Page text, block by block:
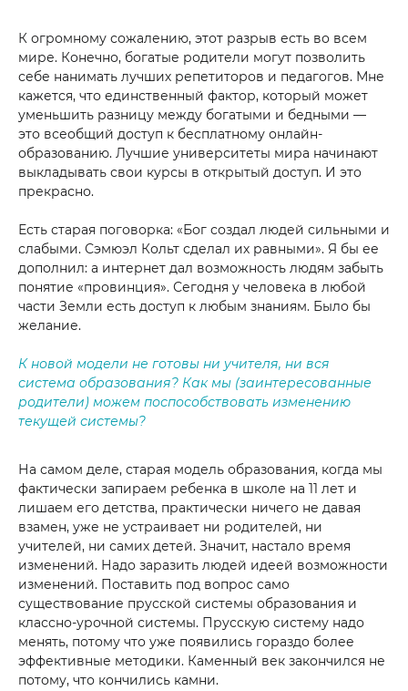
К огромному сожалению, этот разрыв есть во всем
мире. Конечно, богатые родители могут позволить
себе нанимать лучших репетиторов и педагогов. Мне
кажется, что единственный фактор, который может
уменьшить разницу между богатыми и бедными —
это всеобщий доступ к бесплатному онлайн-
образованию. Лучшие университеты мира начинают
выкладывать свои курсы в открытый доступ. И это
прекрасно.
Есть старая поговорка: «Бог создал людей сильными и
слабыми. Сэмюэл Кольт сделал их равными». Я бы ее
дополнил: а интернет дал возможность людям забыть
понятие «провинция». Сегодня у человека в любой
части Земли есть доступ к любым знаниям. Было бы
желание.
К новой модели не готовы ни учителя, ни вся
система образования? Как мы (заинтересованные
родители) можем поспособствовать изменению
текущей системы?
На самом деле, старая модель образования, когда мы
фактически запираем ребенка в школе на 11 лет и
лишаем его детства, практически ничего не давая
взамен, уже не устраивает ни родителей, ни
учителей, ни самих детей. Значит, настало время
изменений. Надо заразить людей идеей возможности
изменений. Поставить под вопрос само
существование прусской системы образования и
классно-урочной системы. Прусскую систему надо
менять, потому что уже появились гораздо более
эффективные методики. Каменный век закончился не
потому, что кончились камни.